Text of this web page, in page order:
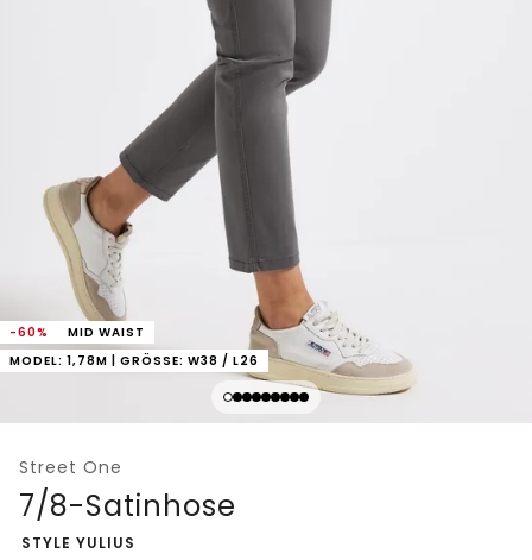
-60%
MID WAIST
MODEL: 1,78M | GRÖSSE: W38 / L26
Street One
7/8-Satinhose
-
STYLE YULIUS